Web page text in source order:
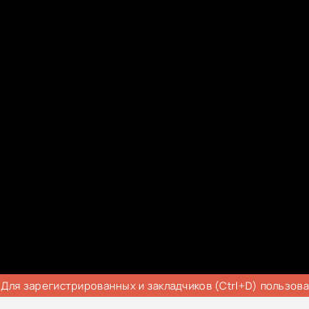
Для зарегистрированных и закладчиков (Ctrl+D)